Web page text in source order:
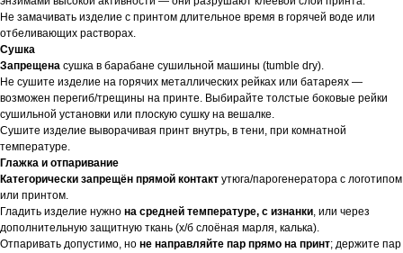
Не замачивать изделие с принтом длительное время в горячей воде или
отбеливающих растворах.
Сушка
Запрещена сушка в барабане сушильной машины (tumble dry).
Не сушите изделие на горячих металлических рейках или батареях —
возможен перегиб/трещины на принте. Выбирайте толстые боковые рейки
сушильной установки или плоскую сушку на вешалке.
Сушите изделие выворачивая принт внутрь, в тени, при комнатной
температуре.
Глажка и отпаривание
Категорически запрещён прямой контакт утюга/парогенератора с логотипом
или принтом.
Гладить изделие нужно на средней температуре, с изнанки, или через
дополнительную защитную ткань (х/б слоёная марля, калька).
Отпаривать допустимо, но не направляйте пар прямо на принт; держите пар